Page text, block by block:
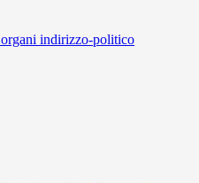
indirizzo-politico